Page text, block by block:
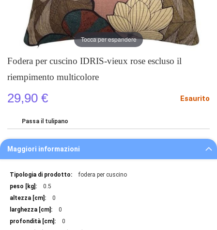
Fodera per cuscino IDRIS-vieux rose escluso il
riempimento multicolore
29,90 € Esaurito
Passa il tulipano
Tocca per espandere
Maggiori informazioni
Maggiori
informazioni
fodera per cuscino
0.5
0
0
0